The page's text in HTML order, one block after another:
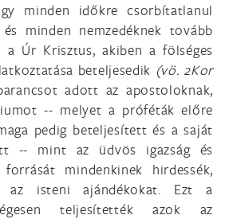
minden időkre csorbítatlanul
és minden nemzedéknek tovább
a Úr Krisztus, akiben a fölséges
beteljesedik (vö. 2Kor
adott az apostoloknak,
-- melyet a próféták előre
pedig beteljesített és a saját
-- mint az üdvös igazság és
mindenkinek hirdessék,
az isteni ajándékokat. Ezt a
teljesítették azok az